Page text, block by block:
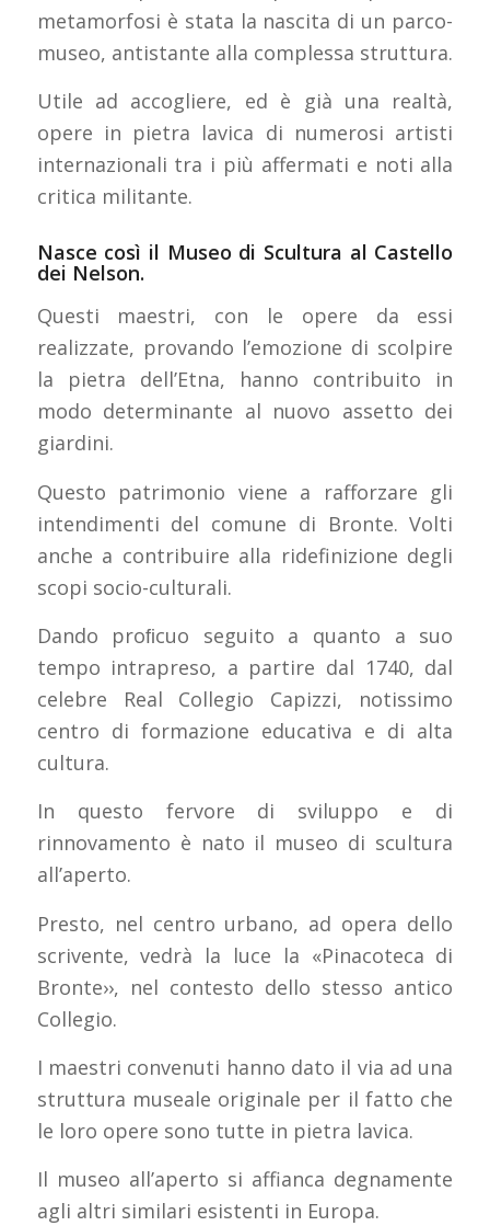
metamorfosi è stata la nascita di un parco-
museo, antistante alla complessa struttura.
Utile ad accogliere, ed è già una realtà,
opere in pietra lavica di numerosi artisti
internazionali tra i più affermati e noti alla
critica militante.
Nasce così il Museo di Scultura al Castello
dei Nelson.
Questi maestri, con le opere da essi
realizzate, provando l’emozione di scolpire
la pietra dell’Etna, hanno contribuito in
modo determinante al nuovo assetto dei
giardini.
Questo patrimonio viene a rafforzare gli
intendimenti del comune di Bronte. Volti
anche a contribuire alla ridefinizione degli
scopi socio-culturali.
Dando proﬁcuo seguito a quanto a suo
tempo intrapreso, a partire dal 1740, dal
celebre Real Collegio Capizzi, notissimo
centro di formazione educativa e di alta
cultura.
In questo fervore di sviluppo e di
rinnovamento è nato il museo di scultura
all’aperto.
Presto, nel centro urbano, ad opera dello
scrivente, vedrà la luce la «Pinacoteca di
Bronte››, nel contesto dello stesso antico
Collegio.
I maestri convenuti hanno dato il via ad una
struttura museale originale per il fatto che
le loro opere sono tutte in pietra lavica.
Il museo all’aperto si affianca degnamente
agli altri similari esistenti in Europa.